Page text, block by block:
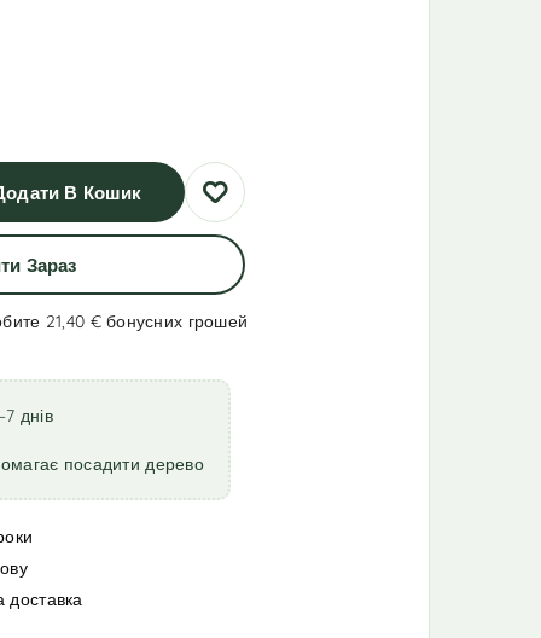
В Кошик
Зараз
21,40 €бонусних грошей
днів
посадити дерево
доставка